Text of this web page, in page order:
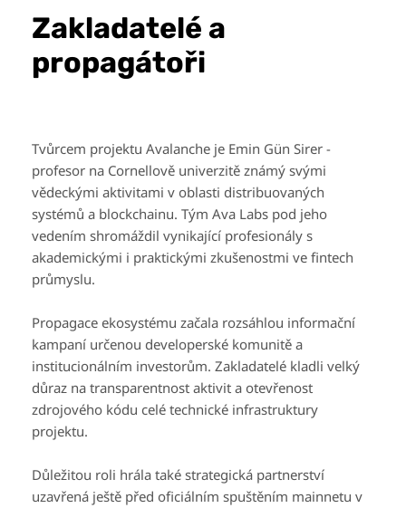
Zakladatelé a
propagátoři
Tvůrcem projektu Avalanche je Emin Gün Sirer -
profesor na Cornellově univerzitě známý svými
vědeckými aktivitami v oblasti distribuovaných
systémů a blockchainu. Tým Ava Labs pod jeho
vedením shromáždil vynikající profesionály s
akademickými i praktickými zkušenostmi ve fintech
průmyslu.
Propagace ekosystému začala rozsáhlou informační
kampaní určenou developerské komunitě a
institucionálním investorům. Zakladatelé kladli velký
důraz na transparentnost aktivit a otevřenost
zdrojového kódu celé technické infrastruktury
projektu.
Důležitou roli hrála také strategická partnerství
uzavřená ještě před oficiálním spuštěním mainnetu v